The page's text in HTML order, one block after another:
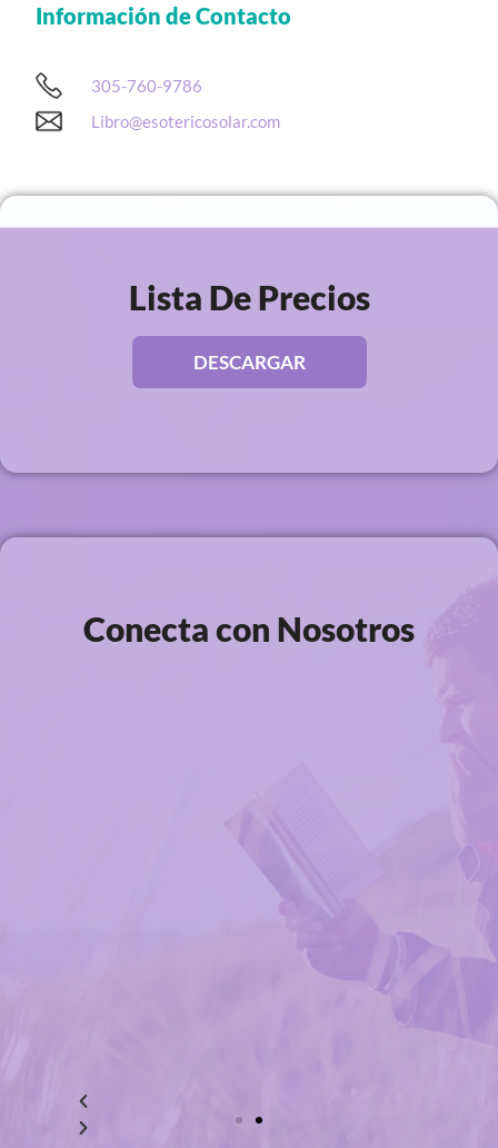
Información de Contacto
305-760-9786
Libro@esotericosolar.com
Lista De Precios
DESCARGAR
Conecta con Nosotros